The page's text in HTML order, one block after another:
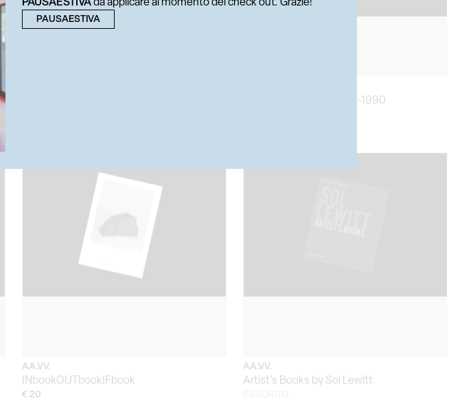
Records by Artists 1958-1990
AA.VV.
INbookOUTbookIFbook
€ 20
AA.VV.
Artist’s Books by Sol Lewitt
PAUSAESTIVAda applicare al momento del check out. Grazie!
PAUSAESTIVA